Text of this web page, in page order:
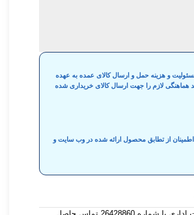
و هزینه حمل و ارسال کالای عمده به عهده
هماهنگی لازم را جهت ارسال کالای خریداری شده
از تطابق محصول ارائه شده در وب سایت و